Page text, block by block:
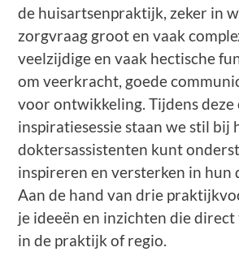
de huisartsenpraktijk, zeker in
zorgvraag groot en vaak
veelzijdige en vaak hectische
om veerkracht, goede
voor ontwikkeling. Tijdens deze
inspiratiesessie staan we stil bij
doktersassistenten kunt
inspireren en versterken in hun
Aan de hand van drie
je ideeën en inzichten die
in de praktijk of regio.